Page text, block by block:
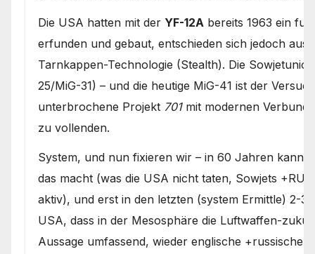
Die USA hatten mit der YF-12A bereits 1963 ein
erfunden und gebaut, entschieden sich jedoch
Tarnkappen-Technologie (Stealth). Die
25/MiG-31) – und die heutige MiG-41 ist der
unterbrochene Projekt 701mit modernen
zu vollenden.
System, und nun fixieren wir – in 60 Jahren kann
das macht (was die USA nicht taten, Sowjets
aktiv), und erst in den letzten (system Ermittle) 2-
USA, dass in der Mesosphäre die Luftwaffen-
Aussage umfassend, wieder englische +russische